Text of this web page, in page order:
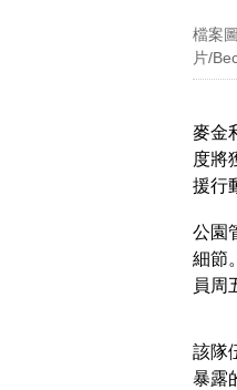
檔案
片/
麥金
度將
援行
公園
細節
員周
該隊
暴露